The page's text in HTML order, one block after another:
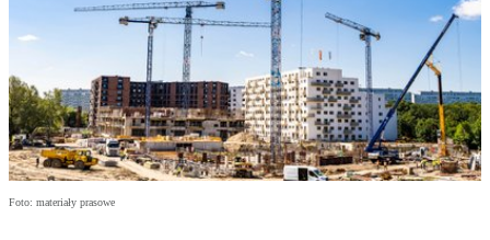
Foto: materiały prasowe